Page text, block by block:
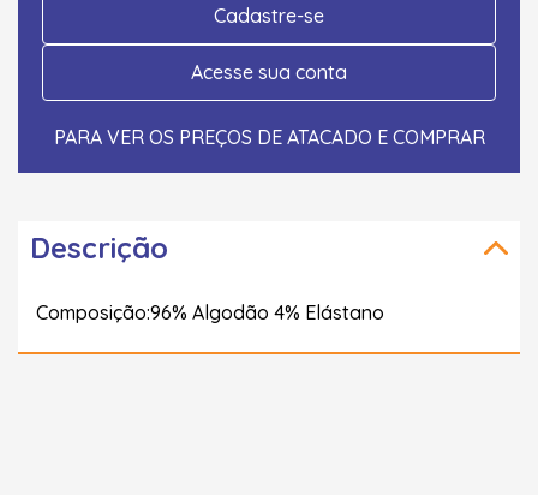
Cadastre-se
Acesse sua conta
PARA VER OS PREÇOS DE ATACADO E COMPRAR
Descrição
Composição:96% Algodão 4% Elástano